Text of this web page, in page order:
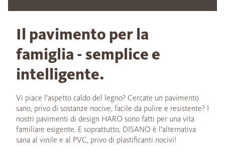
Il pavimento per la
famiglia - semplice e
intelligente.
Vi piace l'aspetto caldo del legno? Cercate un pavimento
sano, privo di sostanze nocive, facile da pulire e resistente? I
nostri pavimenti di design HARO sono fatti per una vita
familiare esigente. E soprattutto, DISANO è l'alternativa
sana al vinile e al PVC, privo di plastificanti nocivi!